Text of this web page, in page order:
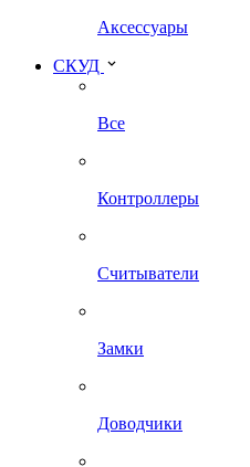
Аксессуары
СКУД
Все
Контроллеры
Считыватели
Замки
Доводчики